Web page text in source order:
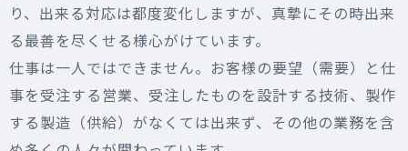
り、出来る対応は都度変化しますが、真摯にその時出来
る最善を尽くせる様心がけています。
仕事は一人ではできません。お客様の要望（需要）と仕
事を受注する営業、受注したものを設計する技術、製作
する製造（供給）がなくては出来ず、その他の業務を含